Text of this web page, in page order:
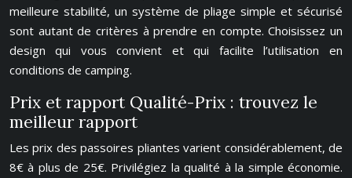
meilleure stabilité, un système de pliage simple et sécurisé
sont autant de critères à prendre en compte. Choisissez un
design qui vous convient et qui facilite l’utilisation en
conditions de camping.
Prix et rapport Qualité-Prix : trouvez le
meilleur rapport
Les prix des passoires pliantes varient considérablement, de
8€ à plus de 25€. Privilégiez la qualité à la simple économie.